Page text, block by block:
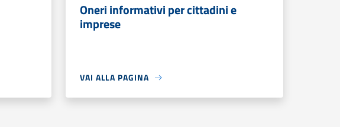
Oneri informativi per cittadini e
imprese
VAI ALLA PAGINA